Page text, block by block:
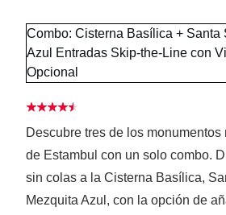
Combo: Cisterna Basílica + Santa
Azul Entradas Skip-the-Line con
Opcional
Descubre tres de los
de Estambul con un solo combo.
sin colas a la Cisterna Basílica,
Mezquita Azul, con la opción de